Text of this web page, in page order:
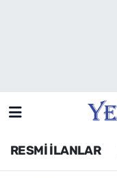
RESMİ İLANLAR
Siyaset